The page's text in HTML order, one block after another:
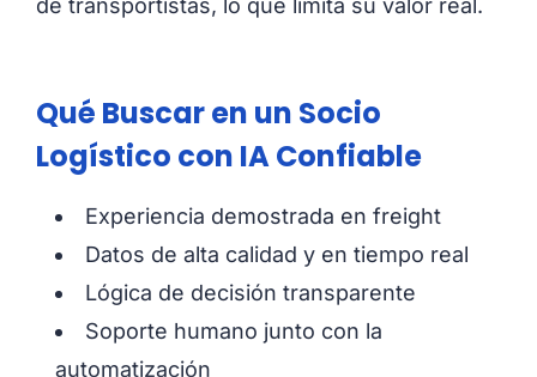
de transportistas, lo que limita su valor real.
Qué Buscar en un Socio
Logístico con IA Confiable
Experiencia demostrada en freight
Datos de alta calidad y en tiempo real
Lógica de decisión transparente
Soporte humano junto con la
automatización